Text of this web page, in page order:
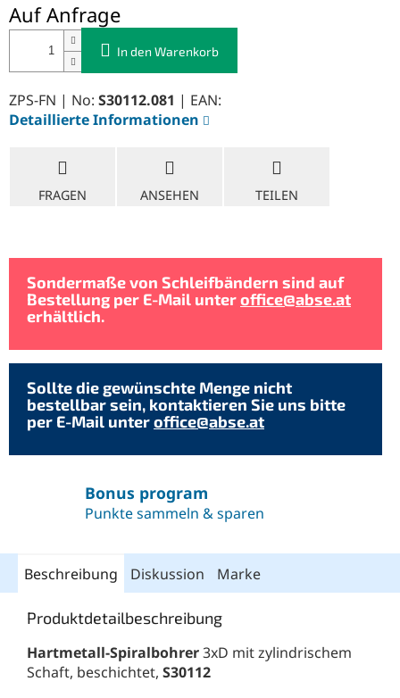
Auf Anfrage
In den Warenkorb
ZPS-FN | No: S30112.081 | EAN:
Detaillierte Informationen
FRAGEN ANSEHEN TEILEN
Sondermaße von Schleifbändern sind auf
Bestellung per E-Mail unteroffice@abse.at
erhältlich.
Sollte die gewünschte Menge nicht
bestellbar sein, kontaktieren Sie uns bitte
per E-Mail unteroffice@abse.at
Bonus program
Punkte sammeln & sparen
Beschreibung Diskussion Marke
Produktdetailbeschreibung
Hartmetall-Spiralbohrer3xD mit zylindrischem
Schaft, beschichtet, S30112